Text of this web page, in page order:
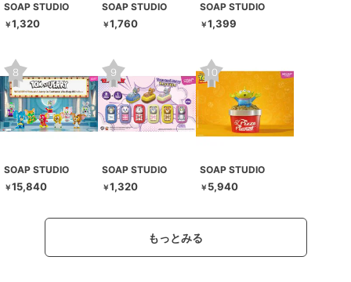
SOAP STUDIO
￥1,320
SOAP STUDIO
￥1,760
SOAP STUDIO
￥1,399
SOAP STUDIO
￥15,840
SOAP STUDIO
￥1,320
SOAP STUDIO
￥ 5,940
もっとみる